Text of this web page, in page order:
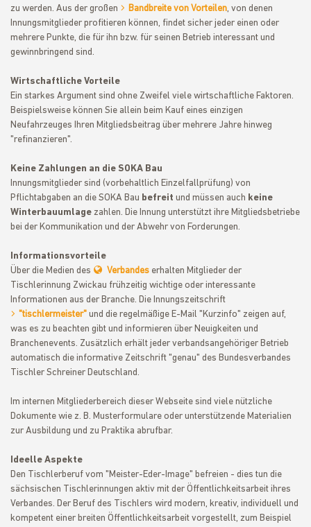
zu werden. Aus der großen
Bandbreite von Vorteilen, von denen
Innungsmitglieder profitieren können, findet sicher jeder einen oder
mehrere Punkte, die für ihn bzw. für seinen Betrieb interessant und
gewinnbringend sind.
Wirtschaftliche Vorteile
Ein starkes Argument sind ohne Zweifel viele wirtschaftliche Faktoren.
Beispielsweise können Sie allein beim Kauf eines einzigen
Neufahrzeuges Ihren Mitgliedsbeitrag über mehrere Jahre hinweg
"refinanzieren".
Keine Zahlungen an die SOKA Bau
Innungsmitglieder sind (vorbehaltlich Einzelfallprüfung) von
Pflichtabgaben an die SOKA Bau befreit und müssen auch keine
Winterbauumlage zahlen. Die Innung unterstützt ihre Mitgliedsbetriebe
bei der Kommunikation und der Abwehr von Forderungen.
Informationsvorteile
Über die Medien des
Verbandes erhalten Mitglieder der
Tischlerinnung Zwickau frühzeitig wichtige oder interessante
Informationen aus der Branche. Die Innungszeitschrift
"tischlermeister" und die regelmäßige E-Mail "Kurzinfo" zeigen auf,
was es zu beachten gibt und informieren über Neuigkeiten und
Branchenevents. Zusätzlich erhält jeder verbandsangehöriger Betrieb
automatisch die informative Zeitschrift "genau" des Bundesverbandes
Tischler Schreiner Deutschland.
Im internen Mitgliederbereich dieser Webseite sind viele nützliche
Dokumente wie z. B. Musterformulare oder unterstützende Materialien
zur Ausbildung und zu Praktika abrufbar.
Ideelle Aspekte
Den Tischlerberuf vom "Meister-Eder-Image" befreien - dies tun die
sächsischen Tischlerinnungen aktiv mit der Öffentlichkeitsarbeit ihres
Verbandes. Der Beruf des Tischlers wird modern, kreativ, individuell und
kompetent einer breiten Öffentlichkeitsarbeit vorgestellt, zum Beispiel